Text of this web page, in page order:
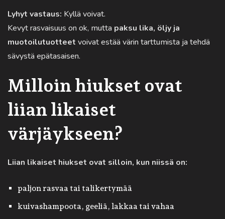
Lyhyt vastaus: Kyllä voivat.
Kevyt rasvaisuus on ok, mutta paksu lika, öljy ja
muotoilutuotteet voivat estää värin tarttumista ja tehdä
sävystä epätasaisen.
Milloin hiukset ovat
liian likaiset
värjäykseen?
Liian likaiset hiukset ovat silloin, kun niissä on:
paljon rasvaa tai talikertymää
kuivashampoota, geeliä, lakkaa tai vahaa